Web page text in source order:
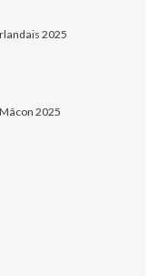
2025
2025